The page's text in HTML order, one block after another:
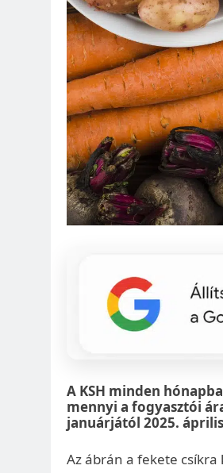
A KSH minden
mennyi a fogyasztói
januárjától 2025.
Az ábrán a fekete